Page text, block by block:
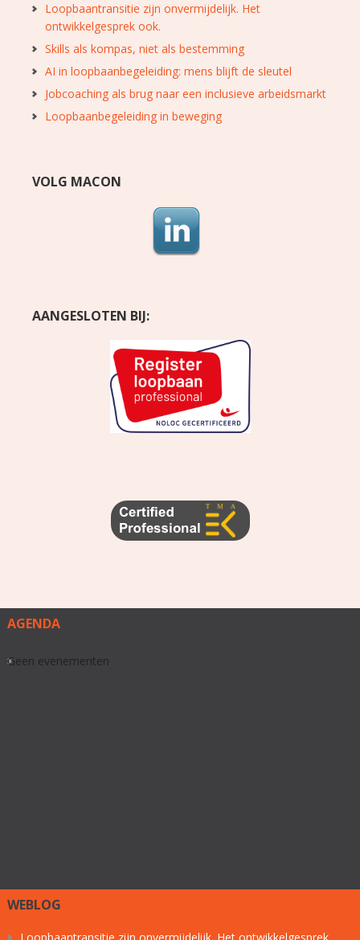
Loopbaantransitie zijn onvermijdelijk. Het
ontwikkelgesprek ook.
Skills als kompas, niet als bestemming
AI in loopbaanbegeleiding: mens blijft de sleutel
Jobcoaching als brug naar een inclusieve arbeidsmarkt
Loopbaanbegeleiding in beweging
VOLG MACON
AANGESLOTEN BIJ:
AGENDA
Geen evenementen
WEBLOG